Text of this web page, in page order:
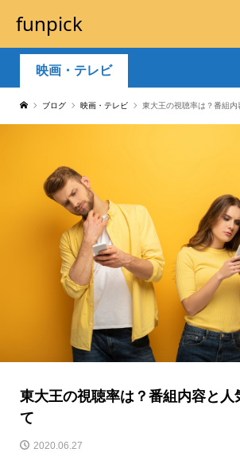
funpick
映画・テレビ
ブログ 映画・テレビ 東大王の視聴率は？番組
東大王の視聴率は？番組内容と人
て
2020.06.27